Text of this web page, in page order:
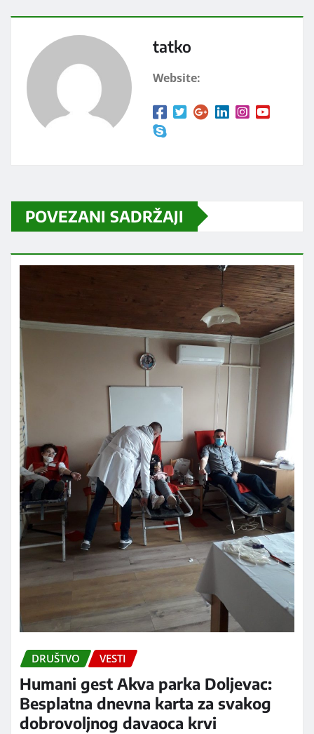
tatko
Website:
POVEZANI SADRŽAJI
DRUŠTVO VESTI
Humani gest Akva parka Doljevac:
Besplatna dnevna karta za svakog
dobrovoljnog davaoca krvi